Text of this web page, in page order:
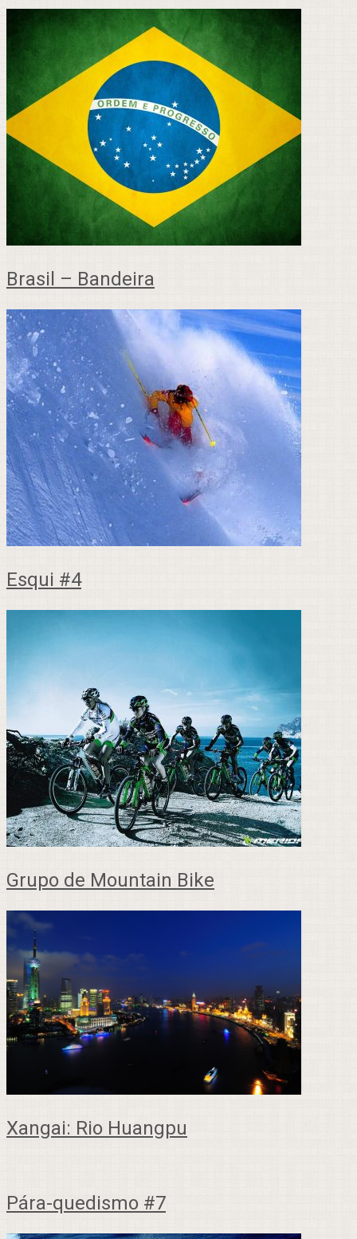
Brasil – Bandeira
Esqui #4
Grupo de Mountain Bike
Xangai: Rio Huangpu
Pára-quedismo #7